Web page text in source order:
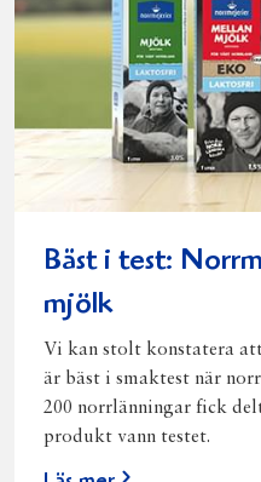
Bäst i test:
mjölk
Vi kan stolt konstatera
är bäst i smaktest när
200 norrlänningar fick
produkt vann testet.